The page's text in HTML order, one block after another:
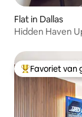
Flat in Dallas
Hidden Haven
Topfavoriet
Favoriet van